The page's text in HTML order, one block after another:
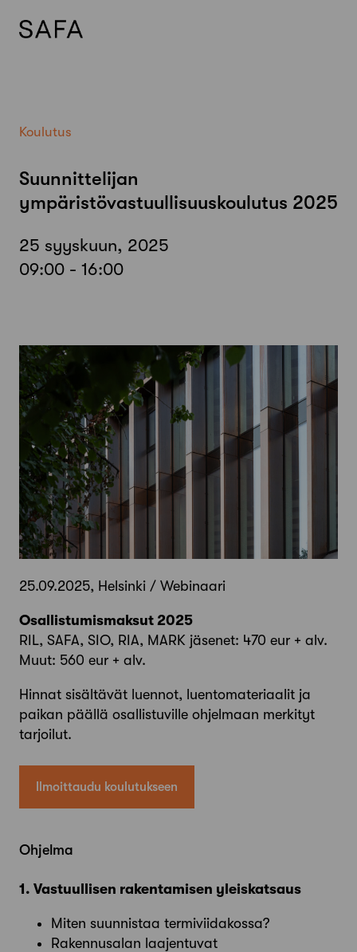
Koulutus
Suunnittelijan
ympäristövastuullisuuskoulutus 2025
25 syyskuun, 2025
09:00 - 16:00
25.09.2025, Helsinki / Webinaari
Osallistumismaksut 2025
RIL, SAFA, SIO, RIA, MARK jäsenet: 470 eur + alv.
Muut: 560 eur + alv.
Hinnat sisältävät luennot, luentomateriaalit ja
paikan päällä osallistuville ohjelmaan merkityt
tarjoilut.
Ilmoittaudu koulutukseen
Ohjelma
1. Vastuullisen rakentamisen yleiskatsaus
Miten suunnistaa termiviidakossa?
Rakennusalan laajentuvat